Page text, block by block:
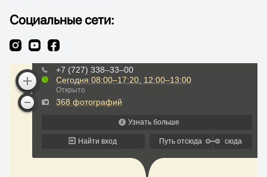
Социальные сети: